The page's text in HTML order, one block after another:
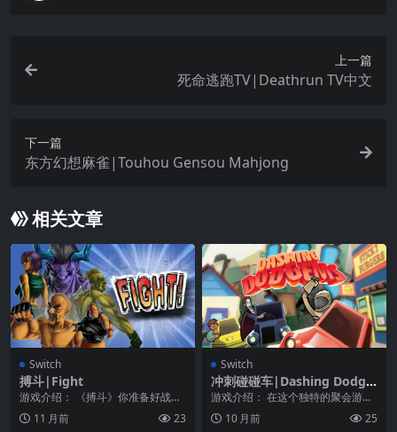
上一篇
死命逃跑TV|Deathrun TV中文
下一篇
东方幻想麻雀|Touhou Gensou Mahjong
相关文章
Switch
搏斗|Fight
游戏介绍： 《搏斗》你准备好战斗
了吗！ 许多战士收到了一条匿名消
息，告诉他们在塞...
11 月前 23
Switch
冲刺碰碰车|Dashing Dodge
ms
游戏介绍： 在这个独特的聚会游戏
中，体验乘坐碰碰车的乐趣！当你
在一个完全可破坏的...
10 月前 25